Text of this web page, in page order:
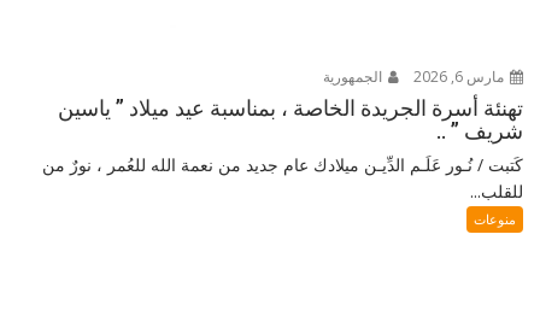
مارس 6, 2026 الجمهورية
تهنئة أسرة الجريدة الخاصة ، بمناسبة عيد ميلاد ” ياسين
شريف ” ..
كَتبت / نُـور عَلَـم الدِّيـن ميلادك عام جديد من نعمة الله للعُمر ، نورٌ من
للقلب...
منوعات